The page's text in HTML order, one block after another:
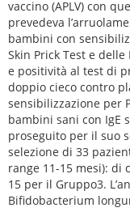
vaccino (APLV) con
prevedeva
bambini con
Skin Prick Test e delle
e positività al test di
doppio cieco contro
sensibilizzazione per
bambini sani con IgE
proseguito per il suo
selezione di 33
range 11-15 mesi): di
15 per il Gruppo3.
Bifidobacterium